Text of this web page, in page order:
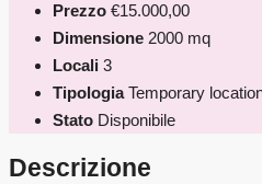
Prezzo €15.000,00
Dimensione 2000 mq
Locali 3
Tipologia Temporary
Stato Disponibile
Descrizione